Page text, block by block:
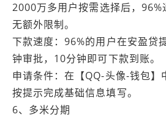
2000万多用户按需选择后，96%
无额外限制。
下款速度：96%的用户在安盈贷
钟审批，10分钟即可下款到账。
申请条件：在【QQ-头像-钱包】
按提示完成基础信息填写。
6、多米分期